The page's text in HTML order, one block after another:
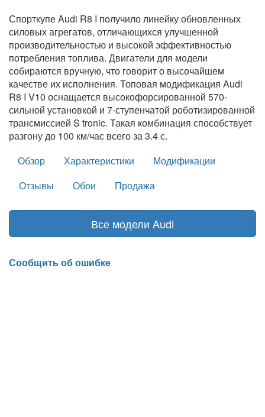
Спорткупе Audi R8 I получило линейку обновленных
силовых агрегатов, отличающихся улучшенной
производительностью и высокой эффективностью
потребления топлива. Двигатели для модели
собираются вручную, что говорит о высочайшем
качестве их исполнения. Топовая модификация Audi
R8 I V10 оснащается высокофорсированной 570-
сильной установкой и 7-ступенчатой роботизированной
трансмиссией S tronic. Такая комбинация способствует
разгону до 100 км/час всего за 3.4 с.
Обзор
Характеристики
Модификации
Отзывы
Обои Продажа
Все модели Audi
Сообщить об ошибке